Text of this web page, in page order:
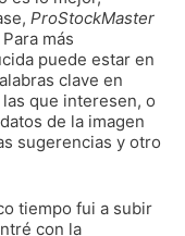
ProStockMaster
más
puede estar en
clave en
que interesen, o
de la imagen
sugerencias y otro
tiempo fui a subir
con la